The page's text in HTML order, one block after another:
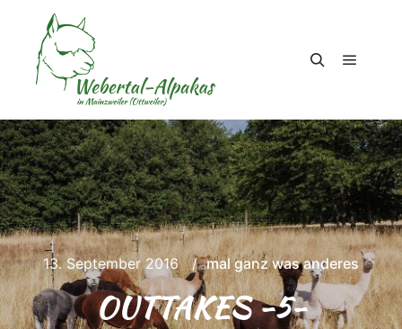
13. September 2016 mal ganz was anderes
OUTTAKES -5-